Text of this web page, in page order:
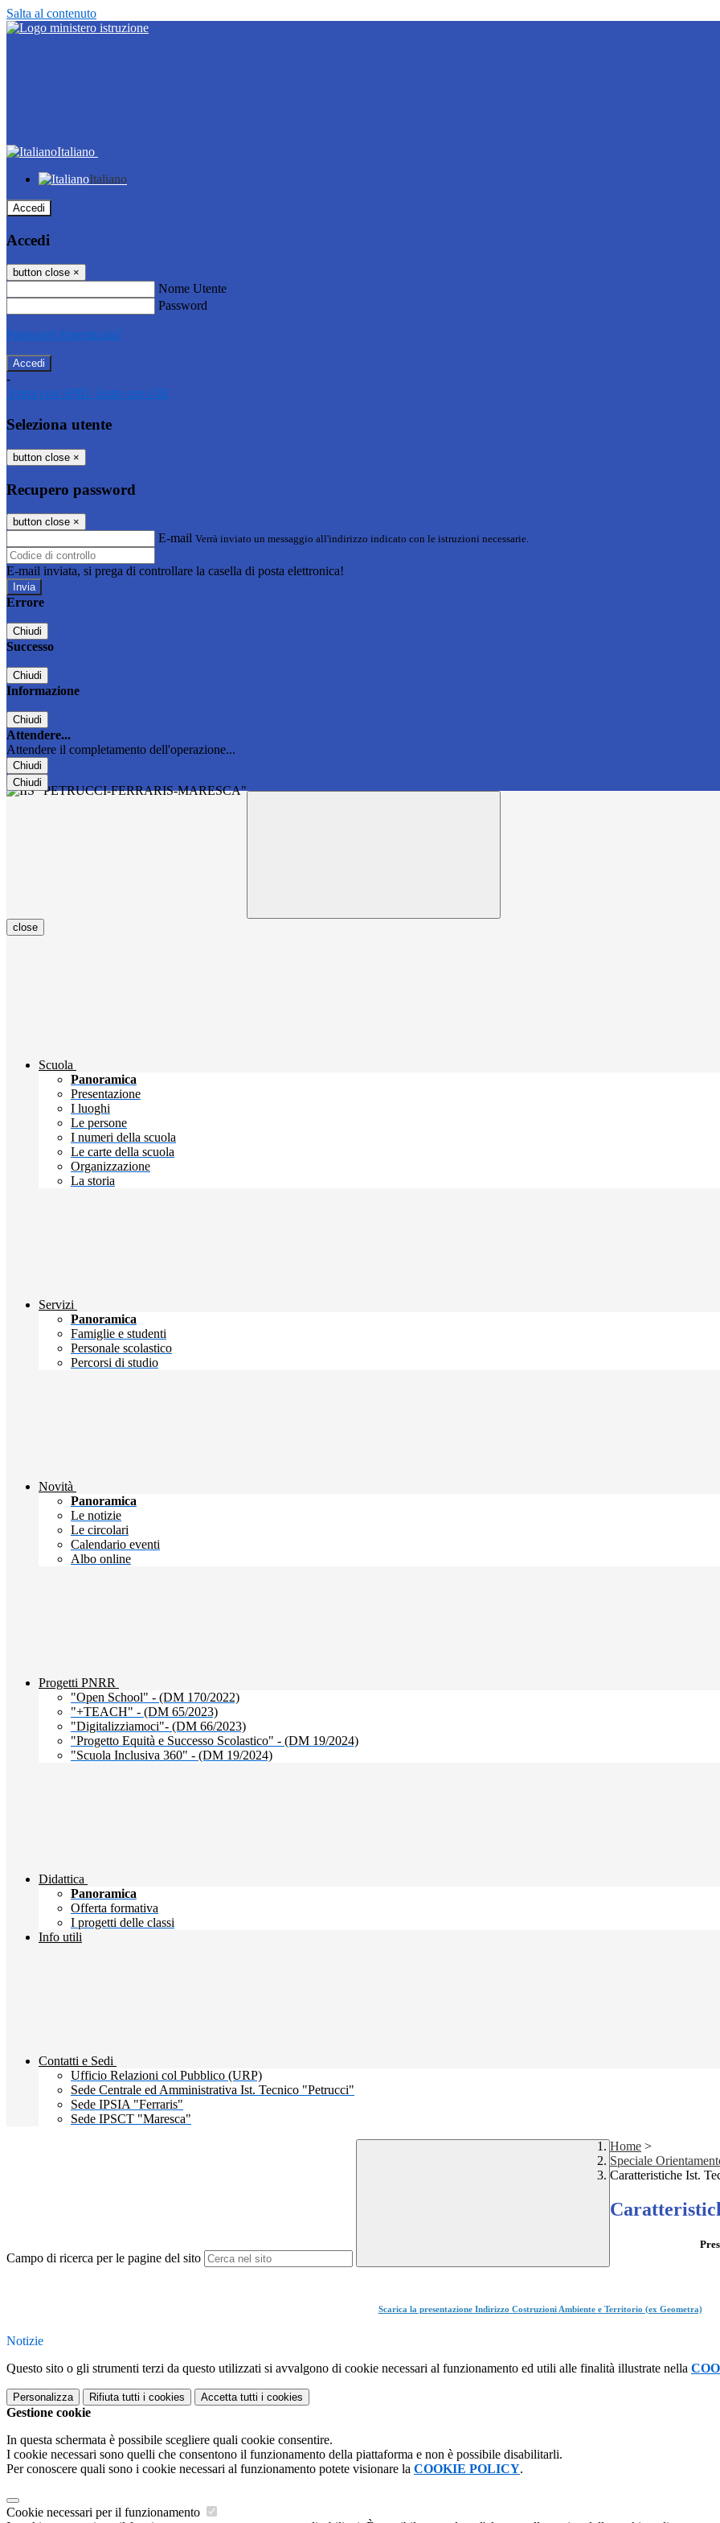
Salta al contenuto
Italiano
Italiano
Accedi
Accedi
button close ×
Nome Utente
Password
Password dimenticata?
-
Entra con SPID Entra con CIE
Seleziona utente
button close ×
Recupero password
button close ×
E-mail Verrà inviato un messaggio all'indirizzo indicato con le istruzioni necessarie.
E-mail inviata, si prega di controllare la casella di posta elettronica!
Errore
Chiudi
Successo
Chiudi
Informazione
Chiudi
Attendere...
Attendere il completamento dell'operazione...
Chiudi
Chiudi
close
Scuola
Panoramica
Presentazione
I luoghi
Le persone
I numeri della scuola
Le carte della scuola
Organizzazione
La storia
Servizi
Panoramica
Famiglie e studenti
Personale scolastico
Percorsi di studio
Novità
Panoramica
Le notizie
Le circolari
Calendario eventi
Albo online
Progetti PNRR
"Open School" - (DM 170/2022)
"+TEACH" - (DM 65/2023)
"Digitalizziamoci"- (DM 66/2023)
"Progetto Equità e Successo Scolastico" - (DM 19/2024)
"Scuola Inclusiva 360" - (DM 19/2024)
Didattica
Panoramica
Offerta formativa
I progetti delle classi
Info utili
Contatti e Sedi
Ufficio Relazioni col Pubblico (URP)
Sede Centrale ed Amministrativa Ist. Tecnico "Petrucci"
Sede IPSIA "Ferraris"
Sede IPSCT "Maresca"
Campo di ricerca per le pagine del sito
Home >
Speciale
Caratteristiche Ist.
Scarica la presentazione Indirizzo Costruzioni Ambiente e Territorio (ex Geometra)
Notizie
Questo sito o gli strumenti terzi da questo utilizzati si avvalgono di cookie necessari al funzionamento ed utili alle finalità illustrate nella
Personalizza Rifiuta tutti i cookies Accetta tutti i cookies
Gestione cookie
In questa schermata è possibile scegliere quali cookie consentire.
I cookie necessari sono quelli che consentono il funzionamento della piattaforma e non è possibile disabilitarli.
Per conoscere quali sono i cookie necessari al funzionamento potete visionare la COOKIE POLICY.
Cookie necessari per il funzionamento